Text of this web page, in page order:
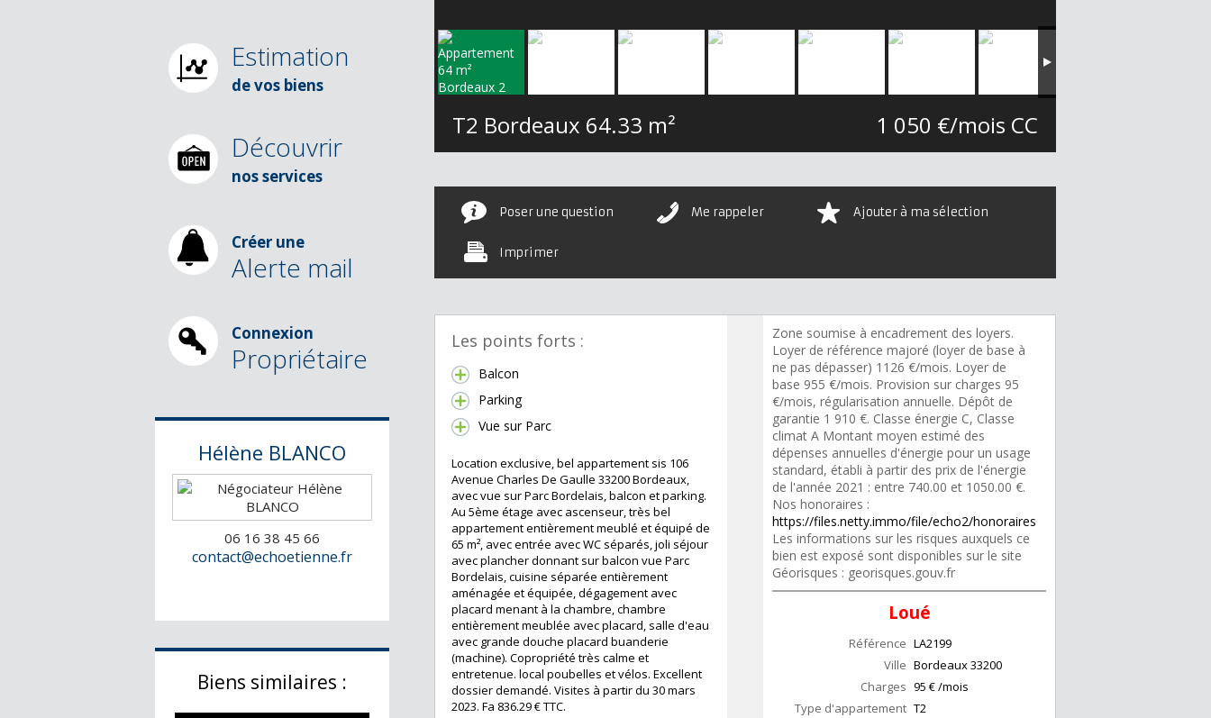
Estimation
de vos biens
Découvrir
nos services
Créer une
Alerte mail
Connexion
Propriétaire
Hélène BLANCO
06 16 38 45 66
contact@echoetienne.fr
Biens similaires :
T2 Bordeaux 64.33 m² 1 050 €/mois CC
Poser une question Me rappeler Ajouter à ma sélection
Imprimer
Les points forts :
Balcon
Parking
Vue sur Parc
Location exclusive, bel appartement sis 106
Avenue Charles De Gaulle 33200 Bordeaux,
avec vue sur Parc Bordelais, balcon et parking.
Au 5ème étage avec ascenseur, très bel
appartement entièrement meublé et équipé de
65 m², avec entrée avec WC séparés, joli séjour
avec plancher donnant sur balcon vue Parc
Bordelais, cuisine séparée entièrement
aménagée et équipée, dégagement avec
placard menant à la chambre, chambre
entièrement meublée avec placard, salle d'eau
avec grande douche placard buanderie
(machine). Copropriété très calme et
entretenue. local poubelles et vélos. Excellent
dossier demandé. Visites à partir du 30 mars
2023. Fa 836.29 € TTC.
Zone soumise à encadrement des loyers.
Loyer de référence majoré (loyer de base à
ne pas dépasser) 1126 €/mois. Loyer de
base 955 €/mois. Provision sur charges 95
€/mois, régularisation annuelle. Dépôt de
garantie 1 910 €. Classe énergie C, Classe
climat A Montant moyen estimé des
dépenses annuelles d'énergie pour un usage
standard, établi à partir des prix de l'énergie
de l'année 2021 : entre 740.00 et 1050.00 €.
Nos honoraires :
https://files.netty.immo/file/echo2/honoraires
Les informations sur les risques auxquels ce
bien est exposé sont disponibles sur le site
Géorisques : georisques.gouv.fr
Loué
Référence LA2199
Ville Bordeaux33200
Charges 95 € /mois
Type d'appartement T2